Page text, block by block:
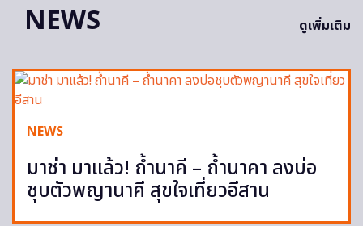
NEWS
ดูเพิ่มเติม
NEWS
มาช่า มาแล้ว! ถ้ำนาคี – ถ้ำนาคา ลงบ่อ
ชุบตัวพญานาคี สุขใจเที่ยวอีสาน